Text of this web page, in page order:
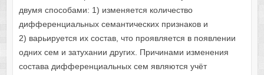
двумя способами: 1) изменяется количество
дифференциальных семантических признаков и
2) варьируется их состав, что проявляется в появлении
одних сем и затухании других. Причинами изменения
состава дифференциальных сем являются учёт